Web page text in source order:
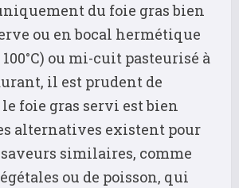
du foie gras bien
ou en bocal hermétique
ou mi-cuit pasteurisé à
il est prudent de
foie gras servi est bien
alternatives existent pour
similaires, comme
ou de poisson, qui